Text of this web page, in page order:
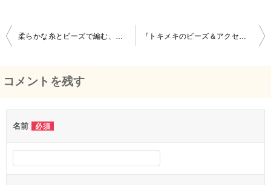
稿
ー
コメントを残す
名前 必須